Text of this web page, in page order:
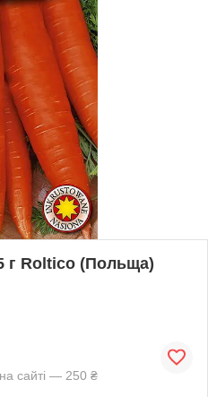
г Roltico (Польща)
сайті — 250 ₴